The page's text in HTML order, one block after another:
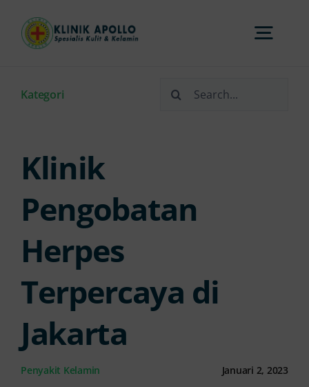
Home
Layanan
Artikel
Kontak Kami
Kategori
Search
Klinik
Pengobatan
Herpes
Terpercaya di
Jakarta
Penyakit Kelamin Januari 2, 2023